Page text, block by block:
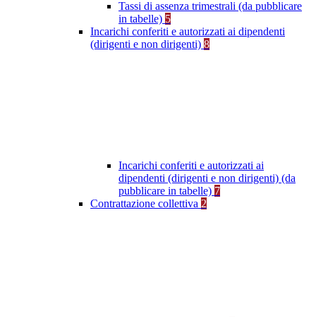
Tassi di assenza trimestrali (da pubblicare
in tabelle) 5
Incarichi conferiti e autorizzati ai dipendenti
(dirigenti e non dirigenti) 8
Incarichi conferiti e autorizzati ai
dipendenti (dirigenti e non dirigenti) (da
pubblicare in tabelle) 7
Contrattazione collettiva 2